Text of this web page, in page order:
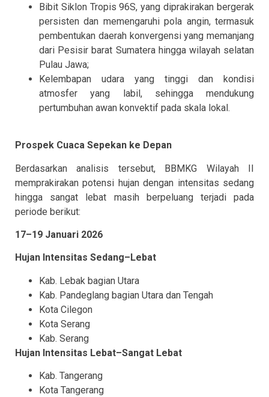
Bibit Siklon Tropis 96S, yang diprakirakan bergerak
persisten dan memengaruhi pola angin, termasuk
pembentukan daerah konvergensi yang memanjang
dari Pesisir barat Sumatera hingga wilayah selatan
Pulau Jawa;
Kelembapan udara yang tinggi dan kondisi
atmosfer yang labil, sehingga mendukung
pertumbuhan awan konvektif pada skala lokal.
Prospek Cuaca Sepekan ke Depan
Berdasarkan analisis tersebut, BBMKG Wilayah II
memprakirakan potensi hujan dengan intensitas sedang
hingga sangat lebat masih berpeluang terjadi pada
periode berikut:
17–19 Januari 2026
Hujan Intensitas Sedang–Lebat
Kab. Lebak bagian Utara
Kab. Pandeglang bagian Utara dan Tengah
Kota Cilegon
Kota Serang
Kab. Serang
Hujan Intensitas Lebat–Sangat Lebat
Kab. Tangerang
Kota Tangerang